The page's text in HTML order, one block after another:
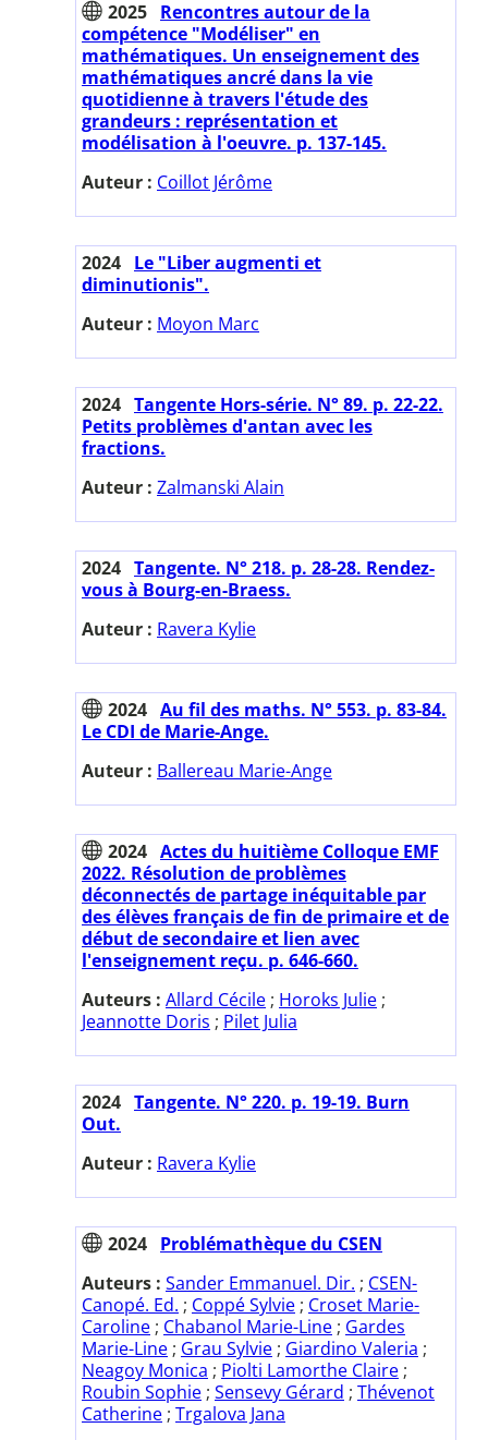
2025 Rencontres autour de la
compétence "Modéliser" en
mathématiques. Un enseignement des
mathématiques ancré dans la vie
quotidienne à travers l'étude des
grandeurs : représentation et
modélisation à l'oeuvre. p. 137-145.
Auteur : Coillot Jérôme
2024 Le "Liber augmenti et
diminutionis".
Auteur : Moyon Marc
2024 Tangente Hors-série. N° 89. p. 22-22.
Petits problèmes d'antan avec les
fractions.
Auteur : Zalmanski Alain
2024 Tangente. N° 218. p. 28-28. Rendez-
vous à Bourg-en-Braess.
Auteur : Ravera Kylie
2024 Au fil des maths. N° 553. p. 83-84.
Le CDI de Marie-Ange.
Auteur : Ballereau Marie-Ange
2024 Actes du huitième Colloque EMF
2022. Résolution de problèmes
déconnectés de partage inéquitable par
des élèves français de fin de primaire et de
début de secondaire et lien avec
l'enseignement reçu. p. 646-660.
Auteurs : Allard Cécile ; Horoks Julie ;
Jeannotte Doris ; Pilet Julia
2024 Tangente. N° 220. p. 19-19. Burn
Out.
Auteur : Ravera Kylie
2024 Problémathèque du CSEN
Auteurs : Sander Emmanuel. Dir. ; CSEN-
Canopé. Ed. ; Coppé Sylvie ; Croset Marie-
Caroline ; Chabanol Marie-Line ; Gardes
Marie-Line ; Grau Sylvie ; Giardino Valeria ;
Neagoy Monica ; Piolti Lamorthe Claire ;
Roubin Sophie ; Sensevy Gérard ; Thévenot
Catherine ; Trgalova Jana